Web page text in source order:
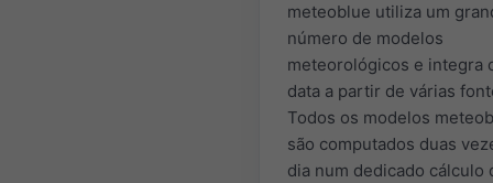
meteoblue utiliza um
número de modelos
meteorológicos e integra
data a partir de várias
Todos os modelos
são computados duas
dia num dedicado cálculo